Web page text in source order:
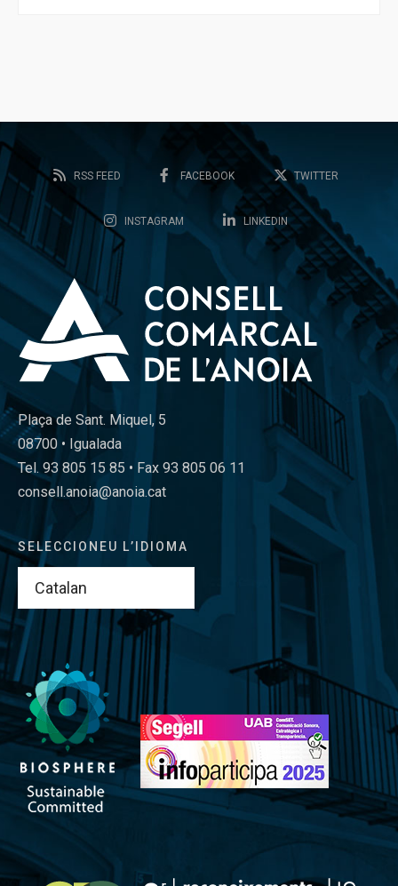
RSS FEED FACEBOOK TWITTER
INSTAGRAM LINKEDIN
Plaça de Sant. Miquel, 5
08700 • Igualada
Tel. 93 805 15 85 • Fax 93 805 06 11
consell.anoia@anoia.cat
SELECCIONEU L’IDIOMA